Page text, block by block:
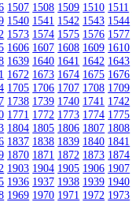
1507 1508 1509 1510 1511
1540 1541 1542 1543 1544
1573 1574 1575 1576 1577
1606 1607 1608 1609 1610
1639 1640 1641 1642 1643
1672 1673 1674 1675 1676
1705 1706 1707 1708 1709
1738 1739 1740 1741 1742
1771 1772 1773 1774 1775
1804 1805 1806 1807 1808
1837 1838 1839 1840 1841
1870 1871 1872 1873 1874
1903 1904 1905 1906 1907
1936 1937 1938 1939 1940
1969 1970 1971 1972 1973